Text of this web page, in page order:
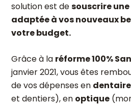
solution est desouscrire
adaptée à vos nouveaux
votre budget.
Grâce à la réforme 100%
janvier 2021, vous êtes
de vos dépenses en dentaire
et dentiers), en optique